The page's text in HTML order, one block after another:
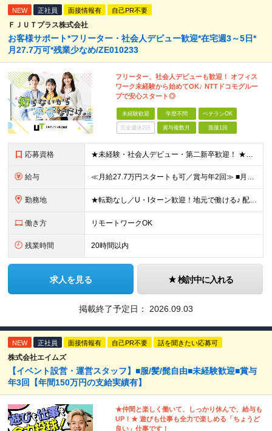
NEW 正社員 面接情報有 自己PR不要
ＦＪＵＴプラス株式会社
お客様サポート*フリーター・社会人デビュー歓迎*在宅週3～5日*
月27.7万可*残業少なめ/ZE010233
フリーター、社会人デビューも歓迎！ オフィス
ワーク未経験から始めてOK♪ NTTドコモグルー
プで安心スタート◎
未経験歓迎 学歴不問 ベテランOK
完全週休2日 賞与複数月 面接1回
応募資格 ★未経験・社会人デビュー・第二新卒歓迎！ ★フリーターやブランクのある方も大歓迎！ ★20～40代幅広く活躍中 ■学歴不問 ＼こんな方にピッタリ／ --------------------- □ 正
給与 ≪月給27.7万円スタートも可／賞与年2回≫ ■月給21万円～27.7万円＋各種手当＋賞与年2回 ※給与は勤務地に応じて変更します ※年齢や経験・スキルなどを考慮して決定します ※時間外手当は全額支給
勤務地 ★転勤なし／U・Iターン歓迎！地元で働ける♪ 配属先：東京・神奈川・千葉・長野・石川・大阪・福岡・札幌・愛知・広島にある『NTTドコモ』グループ 《勤務地一覧》 ■東京 ・東京都新宿区新宿4-1-6
働き方 リモートワークOK
残業時間 20時間以内
求人を見る 検討中に入れる
掲載終了予定日： 2026.09.03
NEW 正社員 面接情報有 自己PR不要 話を聞きたい応募可
株式会社エイムズ
【イベント設営・運営スタッフ】■服/髪/髭自由■未経験歓迎■賞与
年3回【年間150万円の支給実績有】
★仲間と楽しく働いて、しっかり休んで、給与も
UP！★ 遊びも仕事も全力で楽しめる「ちょうど
良い」仕事です！